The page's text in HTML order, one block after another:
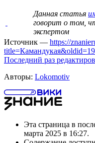
Данная статья
говорит о том,
экспертом
Источник — https://
Последний раз
Авторы: Lokomotiv
Эта страница в
марта 2025 в 16:27.